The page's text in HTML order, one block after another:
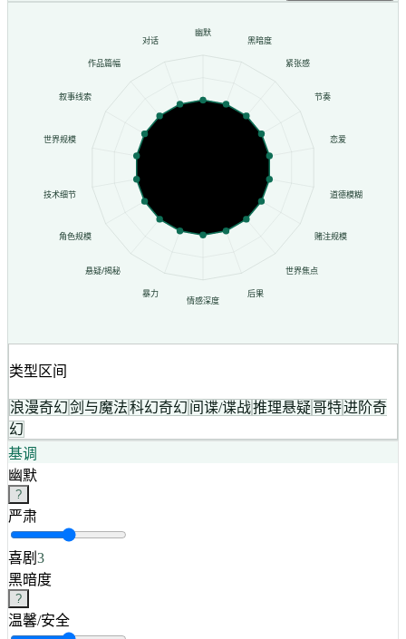
幽默
黑暗度
紧张感
节奏
恋爱
道德模糊
赌注规模
世界焦点
后果
情感深度
暴力
悬疑/揭秘
角色规模
技术细节
世界规模
叙事线索
作品篇幅
对话
类型区间
浪漫奇幻剑与魔法科幻奇幻 间谍/谍战推理悬疑哥特进阶奇
幻
基调
幽默
?
严肃
喜剧 3
黑暗度
?
温馨/安全